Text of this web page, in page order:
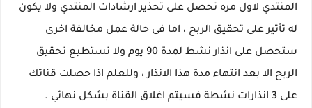
المنتدي لاول مره تحصل على تحذير ارشادات المنتدي ولا يكون
له تأثير على تحقيق الربح ، اما فى حالة عمل مخالفة اخرى
ستحصل على انذار نشط لمدة 90 يوم ولا تستطيع تحقيق
الربح الا بعد انتهاء مدة هذا الانذار ، وللعلم اذا حصلت قناتك
على 3 انذارات نشطة فسيتم اغلاق القناة بشكل نهائي .